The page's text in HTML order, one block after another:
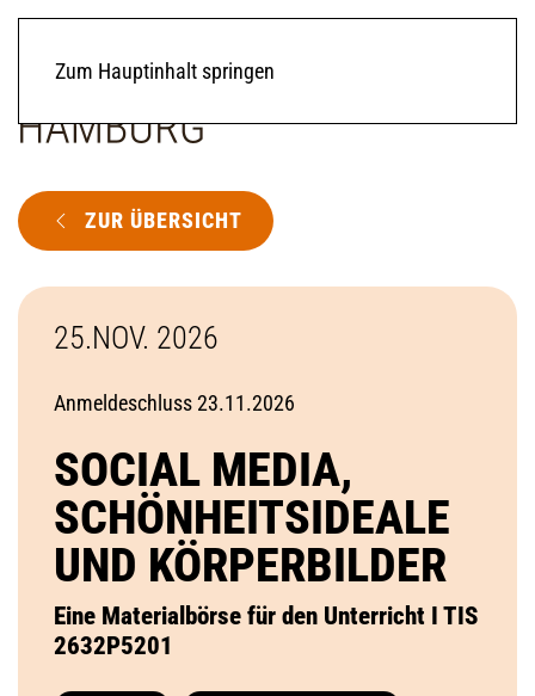
Zum Hauptinhalt springen
ZUR ÜBERSICHT
25.NOV. 2026
Anmeldeschluss 23.11.2026
SOCIAL MEDIA,
SCHÖNHEITSIDEALE
UND KÖRPERBILDER
Eine Materialbörse für den Unterricht I TIS
2632P5201